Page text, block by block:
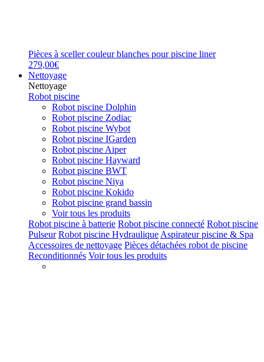
Pièces à sceller couleur blanches pour piscine liner
279,00€
Nettoyage
Nettoyage
Robot piscine
Robot piscine Dolphin
Robot piscine Zodiac
Robot piscine Wybot
Robot piscine IGarden
Robot piscine Aiper
Robot piscine Hayward
Robot piscine BWT
Robot piscine Niya
Robot piscine Kokido
Robot piscine grand bassin
Voir tous les produits
Robot piscine à batterie Robot piscine connecté Robot piscine
Pulseur Robot piscine Hydraulique Aspirateur piscine & Spa
Accessoires de nettoyage Pièces détachées robot de piscine
Reconditionnés Voir tous les produits